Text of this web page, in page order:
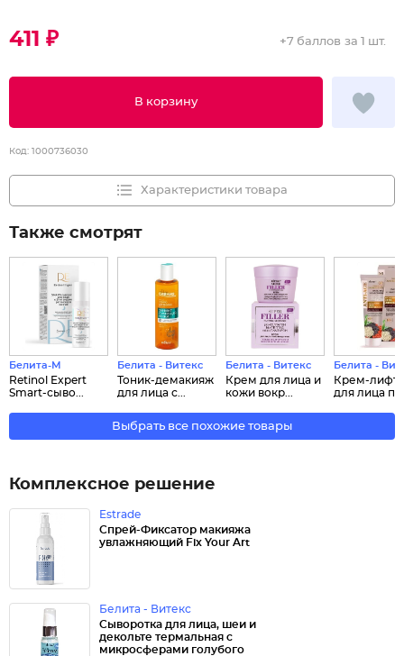
411 ₽
В корзину
+7 баллов за 1 шт.
Код: 1000736030
Характеристики товара
Также смотрят
Белита-М
Retinol Expert
Smart-сыво...
Белита - Витекс
Тоник-демакияж
для лица с...
Белита - Витекс
Крем для лица и
кожи вокр...
Белита -
Крем-
для лица
Выбрать все похожие товары
Комплексное решение
Estrade
Спрей-Фиксатор макияжа
увлажняющий Fix Your Art
Белита - Витекс
Сыворотка для лица, шеи и
декольте термальная с
микросферами голубого